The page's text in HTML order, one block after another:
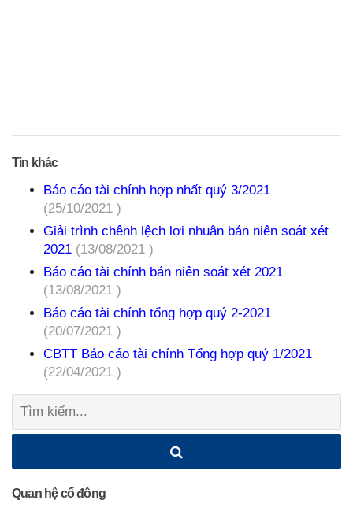
Tin khác
Báo cáo tài chính hợp nhất quý 3/2021
(25/10/2021 )
Giải trình chênh lệch lợi nhuân bán niên soát xét
2021 (13/08/2021 )
Báo cáo tài chính bán niên soát xét 2021
(13/08/2021 )
Báo cáo tài chính tổng hợp quý 2-2021
(20/07/2021 )
CBTT Báo cáo tài chính Tổng hợp quý 1/2021
(22/04/2021 )
Tìm
Quan hệ cổ đông